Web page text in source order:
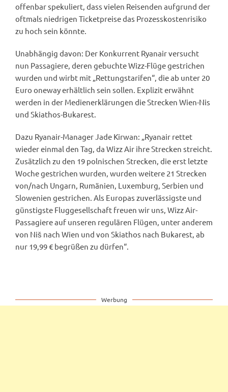
offenbar spekuliert, dass vielen Reisenden aufgrund der
oftmals niedrigen Ticketpreise das Prozesskostenrisiko
zu hoch sein könnte.
Unabhängig davon: Der Konkurrent Ryanair versucht
nun Passagiere, deren gebuchte Wizz-Flüge gestrichen
wurden und wirbt mit „Rettungstarifen“, die ab unter 20
Euro oneway erhältlich sein sollen. Explizit erwähnt
werden in der Medienerklärungen die Strecken Wien-Nis
und Skiathos-Bukarest.
Dazu Ryanair-Manager Jade Kirwan: „Ryanair rettet
wieder einmal den Tag, da Wizz Air ihre Strecken streicht.
Zusätzlich zu den 19 polnischen Strecken, die erst letzte
Woche gestrichen wurden, wurden weitere 21 Strecken
von/nach Ungarn, Rumänien, Luxemburg, Serbien und
Slowenien gestrichen. Als Europas zuverlässigste und
günstigste Fluggesellschaft freuen wir uns, Wizz Air-
Passagiere auf unseren regulären Flügen, unter anderem
von Niš nach Wien und von Skiathos nach Bukarest, ab
nur 19,99 € begrüßen zu dürfen“.
Werbung